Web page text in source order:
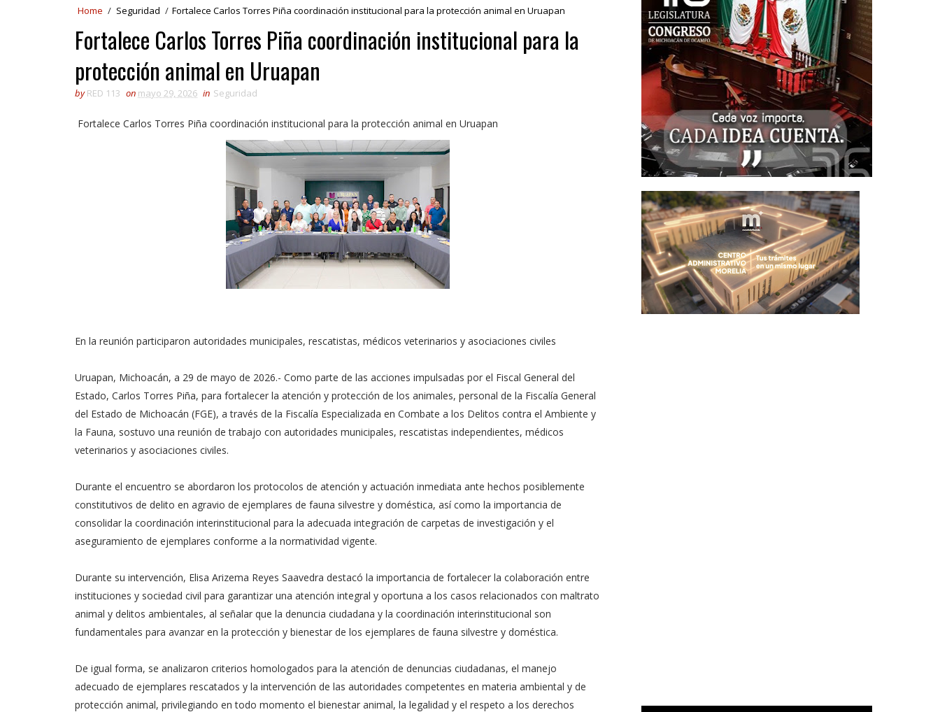
Home / Seguridad / Fortalece Carlos Torres Piña coordinación institucional para la protección animal en Uruapan
Fortalece Carlos Torres Piña coordinación institucional para la
protección animal en Uruapan
by RED 113 on mayo 29, 2026 in Seguridad
Fortalece Carlos Torres Piña coordinación institucional para la protección animal en Uruapan
En la reunión participaron autoridades municipales, rescatistas, médicos veterinarios y asociaciones civiles
Uruapan, Michoacán, a 29 de mayo de 2026.- Como parte de las acciones impulsadas por el Fiscal General del
Estado, Carlos Torres Piña, para fortalecer la atención y protección de los animales, personal de la Fiscalía General
del Estado de Michoacán (FGE), a través de la Fiscalía Especializada en Combate a los Delitos contra el Ambiente y
la Fauna, sostuvo una reunión de trabajo con autoridades municipales, rescatistas independientes, médicos
veterinarios y asociaciones civiles.
Durante el encuentro se abordaron los protocolos de atención y actuación inmediata ante hechos posiblemente
constitutivos de delito en agravio de ejemplares de fauna silvestre y doméstica, así como la importancia de
consolidar la coordinación interinstitucional para la adecuada integración de carpetas de investigación y el
aseguramiento de ejemplares conforme a la normatividad vigente.
Durante su intervención, Elisa Arizema Reyes Saavedra destacó la importancia de fortalecer la colaboración entre
instituciones y sociedad civil para garantizar una atención integral y oportuna a los casos relacionados con maltrato
animal y delitos ambientales, al señalar que la denuncia ciudadana y la coordinación interinstitucional son
fundamentales para avanzar en la protección y bienestar de los ejemplares de fauna silvestre y doméstica.
De igual forma, se analizaron criterios homologados para la atención de denuncias ciudadanas, el manejo
adecuado de ejemplares rescatados y la intervención de las autoridades competentes en materia ambiental y de
protección animal, privilegiando en todo momento el bienestar animal, la legalidad y el respeto a los derechos